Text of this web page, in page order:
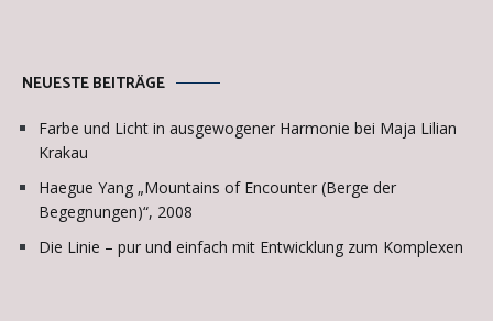
NEUESTE BEITRÄGE
Farbe und Licht in ausgewogener Harmonie bei Maja Lilian
Krakau
Haegue Yang „Mountains of Encounter (Berge der
Begegnungen)“, 2008
Die Linie – pur und einfach mit Entwicklung zum Komplexen